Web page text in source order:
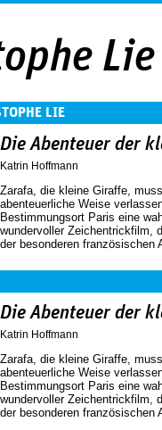
Lie
LIE
Die Abenteuer der
Katrin Hoffmann
Zarafa, die kleine Giraffe,
abenteuerliche Weise
Bestimmungsort Paris eine
wundervoller Zeichentrickfilm,
der besonderen französischen
Die Abenteuer der
Katrin Hoffmann
Zarafa, die kleine Giraffe,
abenteuerliche Weise
Bestimmungsort Paris eine
wundervoller Zeichentrickfilm,
der besonderen französischen